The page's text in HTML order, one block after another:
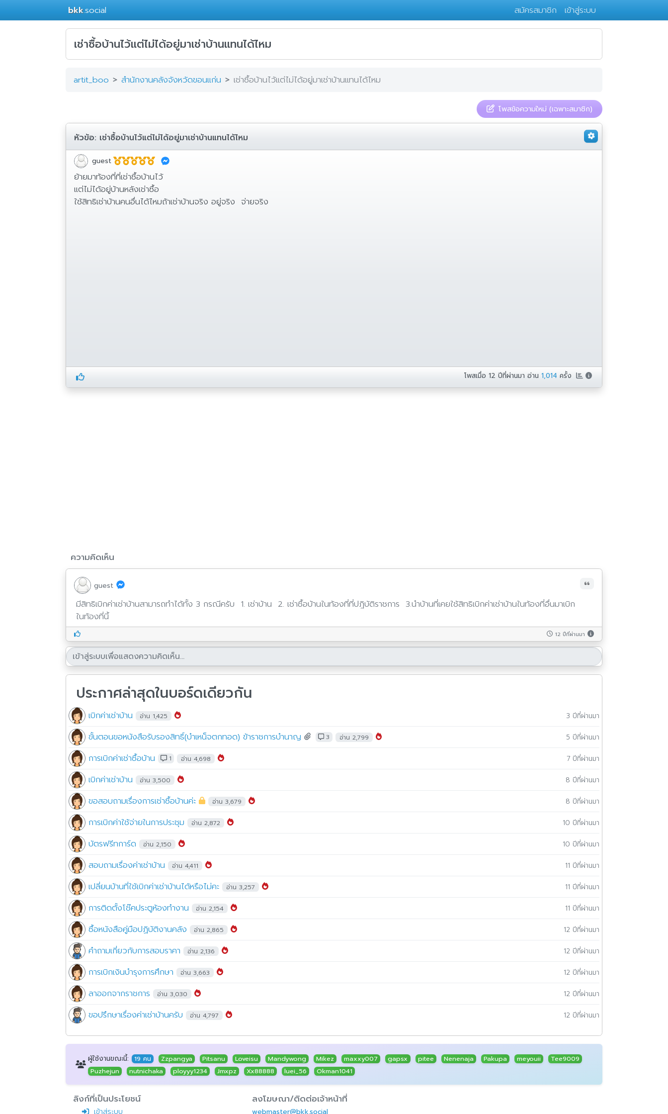
bkk.social สมัครสมาชิก เข้าสู่ระบบ
เช่าซื้อบ้านไว้แต่ไม่ได้อยู่มาเช่าบ้านแทนได้ไหม
artit_boo สำนักงานคลังจังหวัดขอนแก่น เช่าซื้อบ้านไว้แต่ไม่ได้อยู่มาเช่าบ้านแทนได้ไหม
โพสข้อความใหม่ (เฉพาะสมาชิก)
หัวข้อ: เช่าซื้อบ้านไว้แต่ไม่ได้อยู่มาเช่าบ้านแทนได้ไหม
guest
ย้ายมาท้องที่ที่เช่าซื้อบ้านไว้
แต่ไม่ได้อยู่บ้านหลังเช่าซื้อ
ใช้สิทธิเช่าบ้านคนอื่นได้ไหมถ้าเช่าบ้านจริง อยู่จริง จ่ายจริง
โพสเมื่อ12 ปีที่ผ่านมา อ่าน1,014 ครั้ง
ความคิดเห็น
guest
มีสิทธิเบิกค่าเช่าบ้านสามารถทำได้ทั้ง 3 กรณีครับ 1. เช่าบ้าน 2. เช่าซื้อบ้านในท้องที่ที่ปฎิบัติราชการ 3.นำบ้านที่เคยใช้สิทธิเบิกค่าเช่าบ้านในท้องที่อื่นมาเบิก
ในท้องที่นี้
12 ปีที่ผ่านมา
ประกาศล่าสุดในบอร์ดเดียวกัน
เบิกค่าเช่าบ้าน อ่าน 1,425 3 ปีที่ผ่านมา
ขั้นตอนขอหนังสือรับรองสิทธิ์(บำเหน็จตกทอด) ข้าราชการบำนาญ 3 อ่าน 2,799 5 ปีที่ผ่านมา
การเบิกค่าเช่าซื้อบ้าน 1 อ่าน 4,698 7 ปีที่ผ่านมา
เบิกค่าเช่าบ้าน อ่าน 3,500 8 ปีที่ผ่านมา
ขอสอบถามเรื่องการเช่าซื้อบ้านค่ะ อ่าน 3,679 8 ปีที่ผ่านมา
การเบิกค่าใช้จ่ายในการประชุม อ่าน 2,872 10 ปีที่ผ่านมา
บัตรฟรีทการ์ด อ่าน 2,150 10 ปีที่ผ่านมา
สอบถามเรื่องค่าเช่าบ้าน อ่าน 4,411 11 ปีที่ผ่านมา
เปลี่ยนบ้านที่ใช้เบิกค่าเช่าบ้านได้หรือไม่คะ อ่าน 3,257 11 ปีที่ผ่านมา
การติดตั้งโช๊คประตูห้องทำงาน อ่าน 2,154 11 ปีที่ผ่านมา
ซื้อหนังสือคู่มือปฏิบัติงานคลัง อ่าน 2,865 12 ปีที่ผ่านมา
คำถามเกี่ยวกับการสอบราคา อ่าน 2,136 12 ปีที่ผ่านมา
การเบิกเงินบำรุงการศึกษา อ่าน 3,663 12 ปีที่ผ่านมา
ลาออกจากราชการ อ่าน 3,030 12 ปีที่ผ่านมา
ขอปรึกษาเรื่องค่าเช่าบ้านครับ อ่าน 4,797 12 ปีที่ผ่านมา
ผู้ใช้งานขณะนี้: 19 คน Zzpangya Pitsanu Loveisu Mandywong Mikez maxxy007 gapsx pitee Nenenaja Pakupa meyouii
Tee9009
Puzhejun
nutnichaka ployyy1234 Jmxpz Xx88888 luei_56 Okman1041
ลิงก์ที่เป็นประโยชน์
เข้าสู่ระบบ
ลงโฆษณา/ติดต่อเจ้าหน้าที่
webmaster@bkk.social